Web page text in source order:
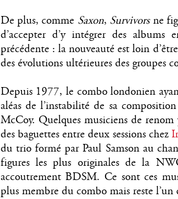
De plus, comme Saxon, Survivors ne
d’accepter d’y intégrer des
précédente : la nouveauté est loin
des évolutions ultérieures des groupes
Depuis 1977, le combo londonien
aléas de l’instabilité de sa
McCoy. Quelques musiciens de
des baguettes entre deux sessions chez
du trio formé par Paul Samson au
figures les plus originales de la
accoutrement BDSM. Ce sont ces
plus membre du combo mais reste